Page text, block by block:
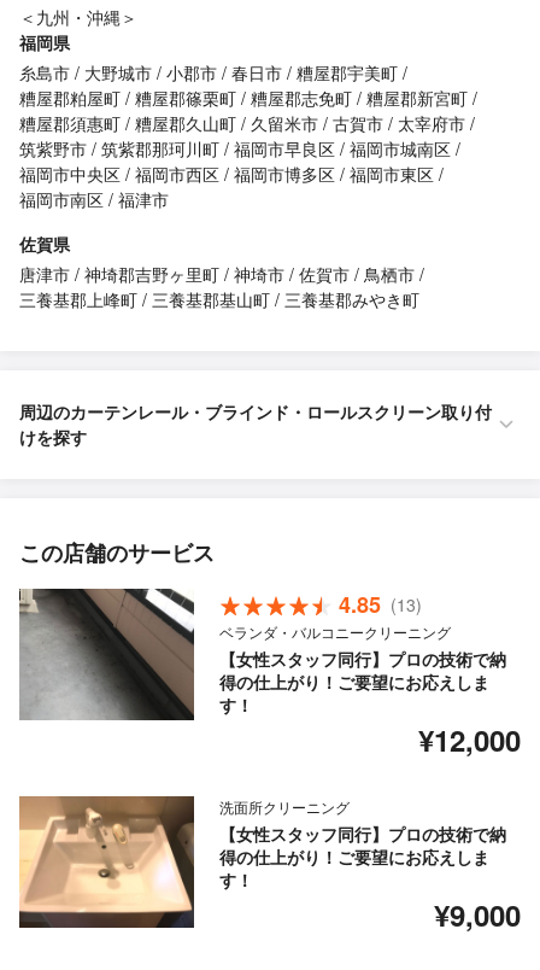
＜九州・沖縄＞
福岡県
糸島市
大野城市 小郡市 春日市 糟屋郡宇美町
糟屋郡粕屋町 糟屋郡篠栗町 糟屋郡志免町 糟屋郡新宮町
糟屋郡須惠町 糟屋郡久山町 久留米市 古賀市
太宰府市
筑紫野市 筑紫郡那珂川町 福岡市早良区 福岡市城南区
福岡市中央区 福岡市西区 福岡市博多区 福岡市東区
福岡市南区 福津市
佐賀県
唐津市 神埼郡吉野ヶ里町 神埼市 佐賀市 鳥栖市
三養基郡上峰町 三養基郡基山町 三養基郡みやき町
周辺のカーテンレール・ブラインド・ロールスクリーン取り付
けを探す
この店舗のサービス
4.85 (13)
ベランダ・バルコニークリーニング
【女性スタッフ同行】プロの技術で納
得の仕上がり！ご要望にお応えしま
す！
¥12,000
洗面所クリーニング
【女性スタッフ同行】プロの技術で納
得の仕上がり！ご要望にお応えしま
す！
¥9,000